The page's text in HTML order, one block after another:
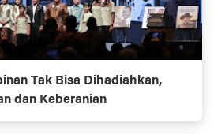
Tak Bisa Dihadiahkan,
dan Keberanian